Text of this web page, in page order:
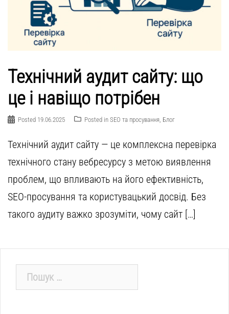
Технічний аудит сайту: що
це і навіщо потрібен
Posted 19.06.2025 Posted in SEO та просування Блог
Технічний аудит сайту — це комплексна перевірка
технічного стану вебресурсу з метою виявлення
проблем, що впливають на його ефективність,
SEO-просування та користувацький досвід. Без
такого аудиту важко зрозуміти, чому сайт […]
Пошук: